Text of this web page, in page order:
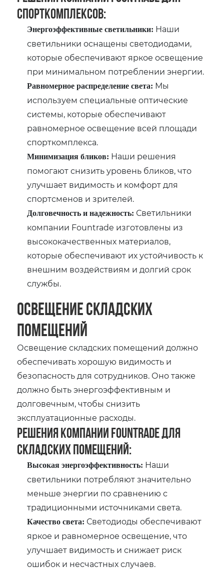
спорткомплексов:
Энергоэффективные светильники: Наши
светильники оснащены светодиодами,
которые обеспечивают яркое освещение
при минимальном потреблении энергии.
Равномерное распределение света: Мы
используем специальные оптические
системы, которые обеспечивают
равномерное освещение всей площади
спорткомплекса.
Минимизация бликов: Наши решения
помогают снизить уровень бликов, что
улучшает видимость и комфорт для
спортсменов и зрителей.
Долговечность и надежность: Светильники
компании Fountrade изготовлены из
высококачественных материалов,
которые обеспечивают их устойчивость к
внешним воздействиям и долгий срок
службы.
Освещение складских
помещений
Освещение складских помещений должно
обеспечивать хорошую видимость и
безопасность для сотрудников. Оно также
должно быть энергоэффективным и
долговечным, чтобы снизить
эксплуатационные расходы.
Решения компании Fountrade для
складских помещений:
Высокая энергоэффективность: Наши
светильники потребляют значительно
меньше энергии по сравнению с
традиционными источниками света.
Качество света: Светодиоды обеспечивают
яркое и равномерное освещение, что
улучшает видимость и снижает риск
ошибок и несчастных случаев.